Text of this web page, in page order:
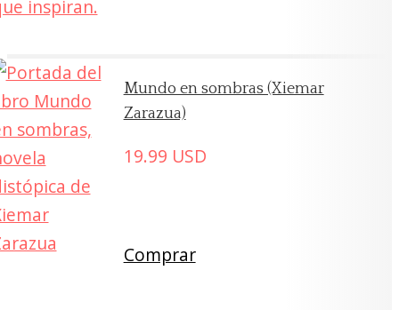
Mundo en sombras (Xiemar
Zarazua)
19.99 USD
Comprar